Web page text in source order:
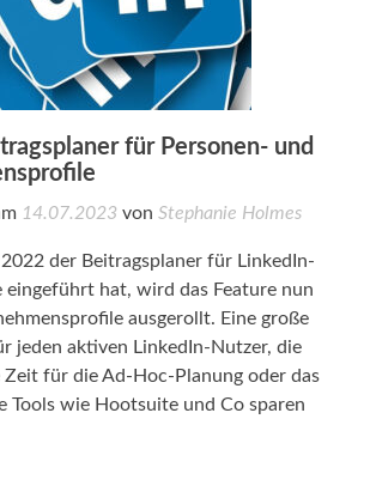
für Personen- und
14.07.2023 von Stephanie Holmes
der Beitragsplaner für LinkedIn-
eingeführt hat, wird das Feature nun
ausgerollt. Eine große
jeden aktiven LinkedIn-Nutzer, die
für die Ad-Hoc-Planung oder das
Tools wie Hootsuite und Co sparen